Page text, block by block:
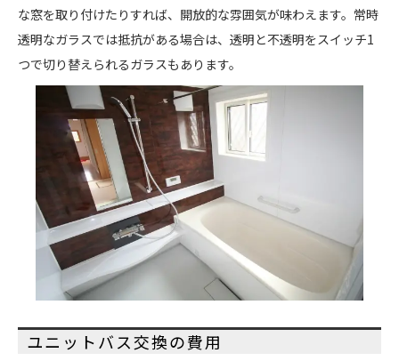
な窓を取り付けたりすれば、開放的な雰囲気が味わえます。常時
透明なガラスでは抵抗がある場合は、透明と不透明をスイッチ1
つで切り替えられるガラスもあります。
ユニットバス交換の費用